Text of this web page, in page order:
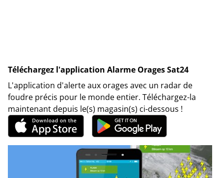
Téléchargez l'application Alarme Orages Sat24
L'application d'alerte aux orages avec un radar de
foudre précis pour le monde entier. Téléchargez-la
maintenant depuis le(s) magasin(s) ci-dessous !